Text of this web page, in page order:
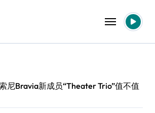
尼Bravia新成员“Theater Trio”值不值